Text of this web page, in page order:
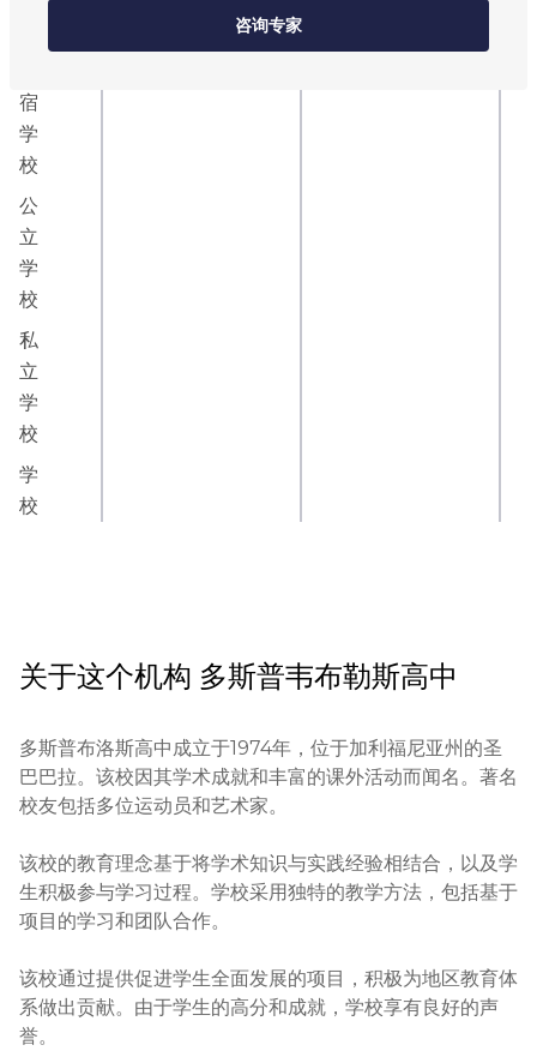
咨询专家
宿
学
校
公
立
学
校
私
立
学
校
学
校
关于这个机构 多斯普韦布勒斯高中
多斯普布洛斯高中成立于1974年，位于加利福尼亚州的圣
巴巴拉。该校因其学术成就和丰富的课外活动而闻名。著名
校友包括多位运动员和艺术家。
该校的教育理念基于将学术知识与实践经验相结合，以及学
生积极参与学习过程。学校采用独特的教学方法，包括基于
项目的学习和团队合作。
该校通过提供促进学生全面发展的项目，积极为地区教育体
系做出贡献。由于学生的高分和成就，学校享有良好的声
誉。